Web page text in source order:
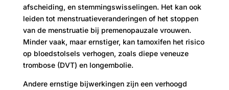
afscheiding, en stemmingswisselingen. Het kan ook
leiden tot menstruatieveranderingen of het stoppen
van de menstruatie bij premenopauzale vrouwen.
Minder vaak, maar ernstiger, kan tamoxifen het risico
op bloedstolsels verhogen, zoals diepe veneuze
trombose (DVT) en longembolie.
Andere ernstige bijwerkingen zijn een verhoogd